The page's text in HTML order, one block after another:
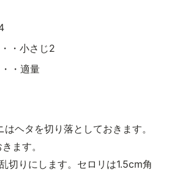
・小さじ2
・適量
ヘタを切り落としておきます。
ます。
切りにします。セロリは1.5cm角